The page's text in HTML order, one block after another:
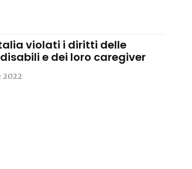
violati i diritti delle
e dei loro caregiver
2022